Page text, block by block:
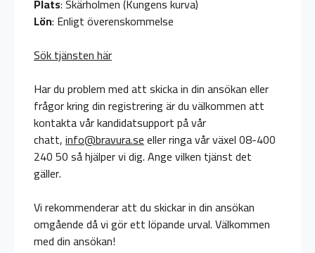
Plats: Skärholmen (Kungens kurva)
Lön: Enligt överenskommelse
Sök tjänsten här
Har du problem med att skicka in din ansökan eller
frågor kring din registrering är du välkommen att
kontakta vår kandidatsupport på vår
chatt,info@bravura.seeller ringa vår växel 08-400
240 50 så hjälper vi dig. Ange vilken tjänst det
gäller.
Vi rekommenderar att du skickar in din ansökan
omgående då vi gör ett löpande urval. Välkommen
med din ansökan!